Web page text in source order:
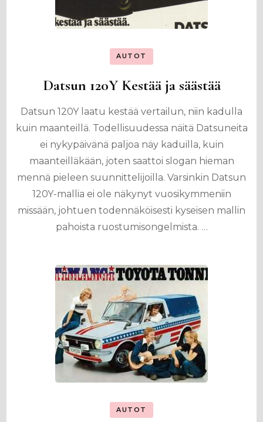
AUTOT
Datsun 120Y Kestää ja säästää
Datsun 120Y laatu kestää vertailun, niin kadulla
kuin maanteillä. Todellisuudessa näitä Datsuneita
ei nykypäivänä paljoa näy kaduilla, kuin
maanteilläkään, joten saattoi slogan hieman
mennä pieleen suunnittelijoilla. Varsinkin Datsun
120Y-mallia ei ole näkynyt vuosikymmeniin
missään, johtuen todennäköisesti kyseisen mallin
pahoista ruostumisongelmista. …
AUTOT